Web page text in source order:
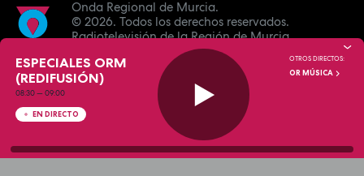
Onda Regional de Murcia.
© 2026. Todos los derechos reservados.
Radiotelevisión de la Región de Murcia.
ESPECIALES ORM
(REDIFUSIÓN)
08:30—09:00
EN DIRECTO
OTROS DIRECTOS:
OR MÚSICA